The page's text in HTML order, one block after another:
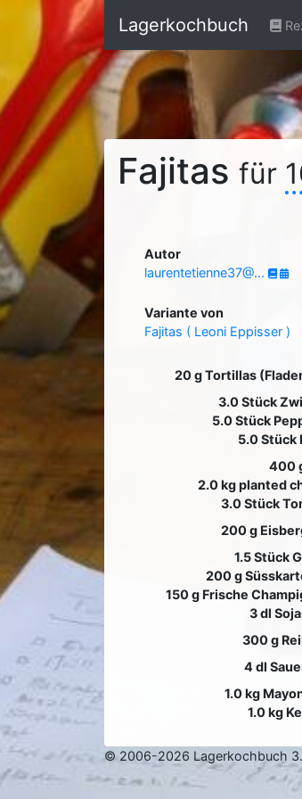
Lagerkochbuch
Fajitas für
Autor
laurentetienne37@...
Variante von
Fajitas ( Leoni Eppisser )
20 g Tortillas
3.0 Stück
5.0 Stück
5.0 Stück
400
2.0 kg planted
3.0 Stück
200 g
1.5 Stück
200 g
150 g Frische
3 dl
300 g
4 dl
1.0 kg
1.0 kg
© 2006-2026 Lagerkochbuch